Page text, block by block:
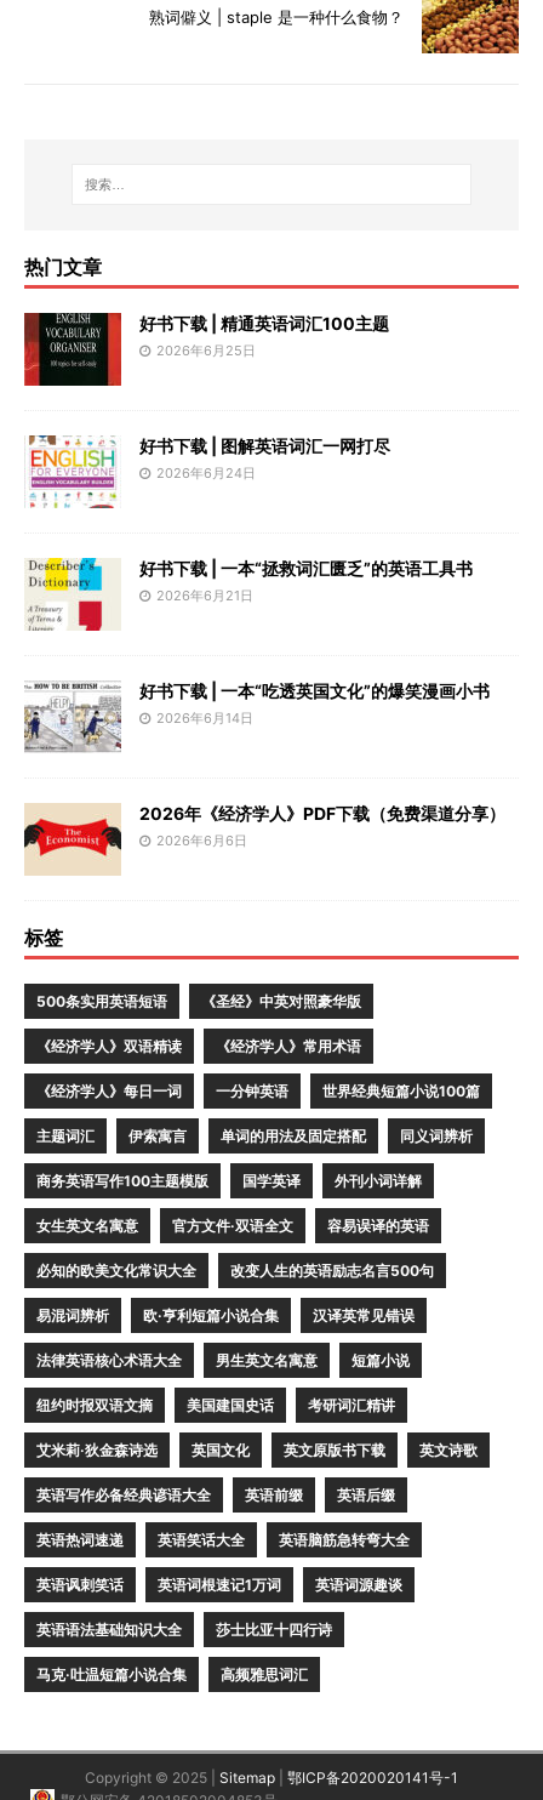
熟词僻义 | staple 是一种什么食物？
热门文章
好书下载 | 精通英语词汇100主题
2026年6月25日
好书下载 | 图解英语词汇一网打尽
2026年6月24日
好书下载 | 一本“拯救词汇匮乏”的英语工具书
2026年6月21日
好书下载 | 一本“吃透英国文化”的爆笑漫画小书
2026年6月14日
2026年《经济学人》PDF下载（免费渠道分享）
2026年6月6日
标签
500条实用英语短语 《圣经》中英对照豪华版
《经济学人》双语精读 《经济学人》常用术语
《经济学人》每日一词 一分钟英语 世界经典短篇小说100篇
主题词汇 伊索寓言 单词的用法及固定搭配 同义词辨析
商务英语写作100主题模版 国学英译 外刊小词详解
女生英文名寓意 官方文件·双语全文 容易误译的英语
必知的欧美文化常识大全 改变人生的英语励志名言500句
易混词辨析 欧·亨利短篇小说合集 汉译英常见错误
法律英语核心术语大全 男生英文名寓意 短篇小说
纽约时报双语文摘 美国建国史话 考研词汇精讲
艾米莉·狄金森诗选 英国文化 英文原版书下载 英文诗歌
英语写作必备经典谚语大全 英语前缀 英语后缀
英语热词速递 英语笑话大全 英语脑筋急转弯大全
英语讽刺笑话 英语词根速记1万词 英语词源趣谈
英语语法基础知识大全 莎士比亚十四行诗
马克·吐温短篇小说合集 高频雅思词汇
Copyright © 2025 | Sitemap
鄂ICP备2020020141号-1